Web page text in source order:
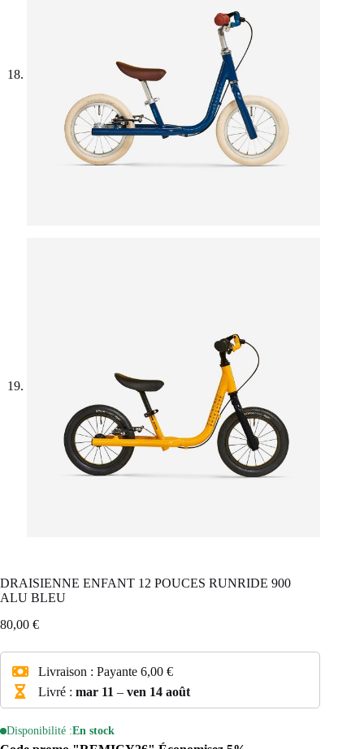
DRAISIENNE ENFANT 12 POUCES RUNRIDE 900
ALU BLEU
80,00 €
Livraison : Payante 6,00 €
Livré : mar 11 – ven 14 août
Disponibilité :En stock